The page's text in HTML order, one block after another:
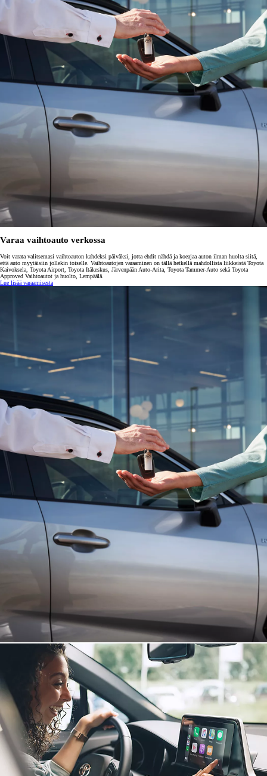
Varaa vaihtoauto verkossa
Voit varata valitsemasi vaihtoauton kahdeksi päiväksi, jotta ehdit nähdä ja koeajaa auton ilman huolta siitä,
että auto myytäisiin jollekin toiselle. Vaihtoautojen varaaminen on tällä hetkellä mahdollista liikkeistä Toyota
Kaivoksela, Toyota Airport, Toyota Itäkeskus, Järvenpään Auto-Arita, Toyota Tammer-Auto sekä Toyota
Approved Vaihtoautot ja huolto, Lempäälä.
Lue lisää varaamisesta